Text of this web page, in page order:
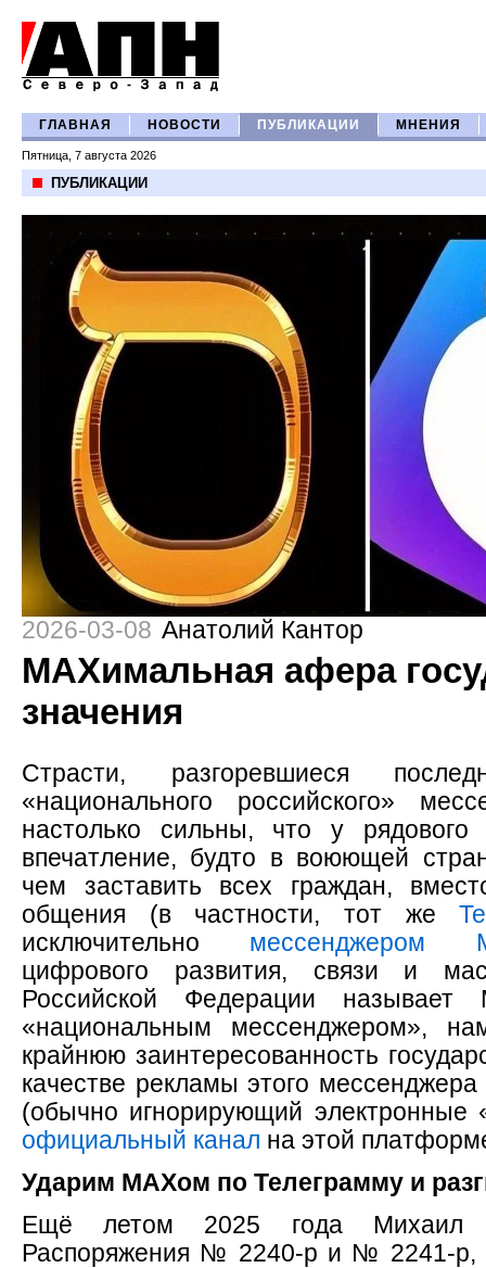
ГЛАВНАЯ НОВОСТИ ПУБЛИКАЦИИ МНЕНИЯ
Пятница, 7 августа 2026
ПУБЛИКАЦИИ
2026-03-08 Анатолий Кантор
МАХимальная афера
значения
Страсти, разгоревшиеся
«национального российского»
настолько сильны, что у рядового
впечатление, будто в воюющей
чем заставить всех граждан,
общения (в частности, тот же
исключительно мессенджером
цифрового развития, связи и
Российской Федерации
«национальным мессенджером»,
крайнюю заинтересованность
качестве рекламы этого
(обычно игнорирующий электронные
официальный канал на этой
Ударим МАХом по Телеграмму и
Ещё летом 2025 года
Распоряжения № 2240-р и № 2241-р,